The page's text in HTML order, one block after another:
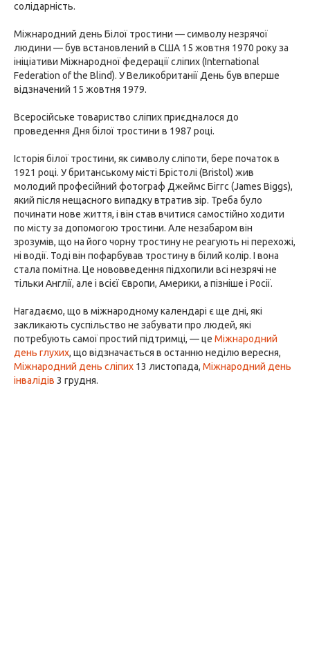
солідарність.
Міжнародний день Білої тростини — символу незрячої
людини — був встановлений в США 15 жовтня 1970 року за
ініціативи Міжнародної федерації сліпих (International
Federation of the Blind). У Великобританії День був вперше
відзначений 15 жовтня 1979.
Всеросійське товариство сліпих приєдналося до
проведення Дня білої тростини в 1987 році.
Історія білої тростини, як символу сліпоти, бере початок в
1921 році. У британському місті Брістолі (Bristol) жив
молодий професійний фотограф Джеймс Біггс (James Biggs),
який після нещасного випадку втратив зір. Треба було
починати нове життя, і він став вчитися самостійно ходити
по місту за допомогою тростини. Але незабаром він
зрозумів, що на його чорну тростину не реагують ні перехожі,
ні водії. Тоді він пофарбував тростину в білий колір. І вона
стала помітна. Це нововведення підхопили всі незрячі не
тільки Англії, але і всієї Європи, Америки, а пізніше і Росії.
Нагадаємо, що в міжнародному календарі є ще дні, які
закликають суспільство не забувати про людей, які
потребують самої простий підтримці, — це Міжнародний
день глухих, що відзначається в останню неділю вересня,
Міжнародний день сліпих 13 листопада, Міжнародний день
інвалідів 3 грудня.